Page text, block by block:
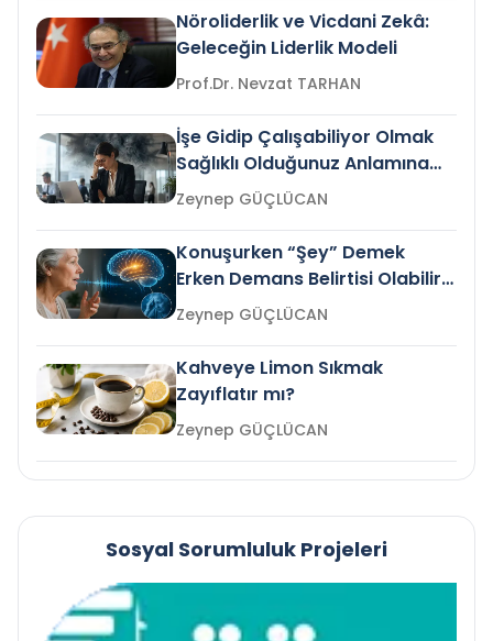
Nöroliderlik ve Vicdani Zekâ:
Geleceğin Liderlik Modeli
Prof.Dr. Nevzat TARHAN
İşe Gidip Çalışabiliyor Olmak
Sağlıklı Olduğunuz Anlamına
Gelir mi?Zeynep GÜÇLÜCAN
Konuşurken “Şey” Demek
Erken Demans Belirtisi Olabilir
mi?
Zeynep GÜÇLÜCAN
Kahveye Limon Sıkmak
Zayıflatır mı?
Zeynep GÜÇLÜCAN
Sosyal Sorumluluk Projeleri